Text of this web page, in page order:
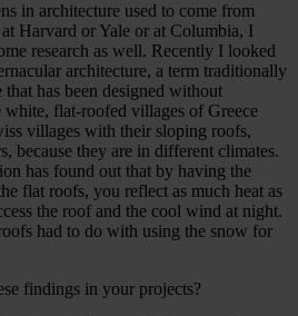
in architecture used to come from
Harvard or Yale or at Columbia, I
research as well. Recently I looked
architecture, a term traditionally
has been designed without
white, flat-roofed villages of Greece
villages with their sloping roofs,
because they are in different climates.
has found out that by having the
flat roofs, you reflect as much heat as
the roof and the cool wind at night.
had to do with using the snow for
findings in your projects?